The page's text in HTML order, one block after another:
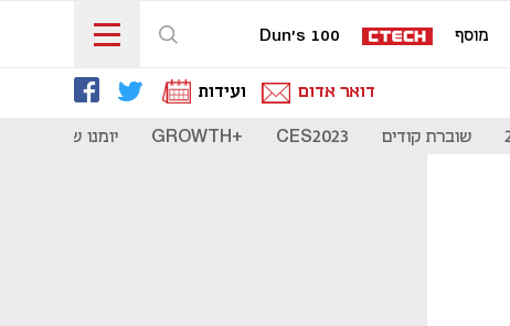
מוסף Dun's 100
דואר אדום ועידות
שוברת קודים CES2023
+GROWTH יומנו של